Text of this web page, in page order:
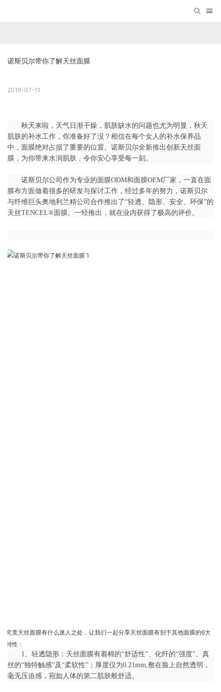
诺斯贝尔带你了解天丝面膜
2016-07-11
秋天来啦，天气日渐干燥，肌肤缺水的问题也尤为明显，秋天
肌肤的补水工作，你准备好了没？相信在每个女人的补水保养品
中，面膜绝对占据了重要的位置。诺斯贝尔全新推出创新天丝面
膜 ，为你带来水润肌肤，令你安心享受每一刻。
诺斯贝尔公司作为专业的面膜ODM和 面膜OEM厂家，一直在面
膜布方面做着很多的研发与探讨工作，经过多年的努力，诺斯贝尔
与纤维巨头奥地利兰精公司合作推出了“轻透、隐形、安全、环保”的
天丝TENCEL®面膜。一经推出，就在业内获得了极高的评价。
究竟天丝面膜有什么迷人之处，让我们一起分享天丝面膜有别于其他面膜的6大
特性：
1、轻透隐形：天丝面膜有着棉的“舒适性”、化纤的“强度”、真
丝的“独特触感”及“柔软性”；厚度仅为0.21mm,敷在脸上自然透明，
毫无压迫感，宛如人体的第二肌肤般舒适。